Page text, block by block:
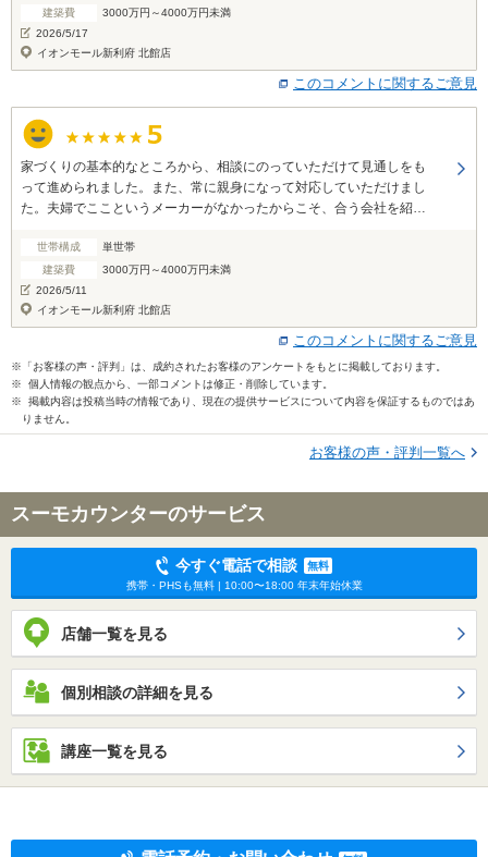
建築費
3000万円～4000万円未満
2026/5/17
イオンモール新利府 北館店
このコメントに関するご意見
家づくりの基本的なところから、相談にのっていただけて見通しをも
って進められました。また、常に親身になって対応していただけまし
た。夫婦でここというメーカーがなかったからこそ、合う会社を紹介
世帯構成
単世帯
建築費
3000万円～4000万円未満
2026/5/11
イオンモール新利府 北館店
このコメントに関するご意見
※「お客様の声・評判」は、成約されたお客様のアンケートをもとに掲載しております。
※ 個人情報の観点から、一部コメントは修正・削除しています。
※ 掲載内容は投稿当時の情報であり、現在の提供サービスについて内容を保証するものではあ
りません。
お客様の声・評判一覧へ
スーモカウンターのサービス
今すぐ電話で相談
無料
携帯・PHSも無料 | 10:00〜18:00 年末年始休業
店舗一覧を見る
個別相談の詳細を見る
講座一覧を見る